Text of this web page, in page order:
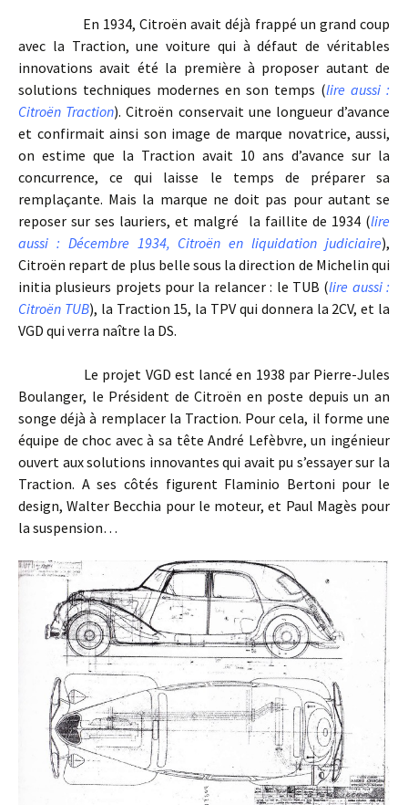
En 1934, Citroën avait déjà frappé un grand coup
avec la Traction, une voiture qui à défaut de véritables
innovations avait été la première à proposer autant de
solutions techniques modernes en son temps (lire aussi :
Citroën Traction). Citroën conservait une longueur d’avance
et confirmait ainsi son image de marque novatrice, aussi,
on estime que la Traction avait 10 ans d’avance sur la
concurrence, ce qui laisse le temps de préparer sa
remplaçante. Mais la marque ne doit pas pour autant se
reposer sur ses lauriers, et malgré la faillite de 1934 (lire
aussi : Décembre 1934, Citroën en liquidation judiciaire),
Citroën repart de plus belle sous la direction de Michelin qui
initia plusieurs projets pour la relancer : le TUB (lire aussi :
Citroën TUB), la Traction 15, la TPV qui donnera la 2CV, et la
VGD qui verra naître la DS.
Le projet VGD est lancé en 1938 par Pierre-Jules
Boulanger, le Président de Citroën en poste depuis un an
songe déjà à remplacer la Traction. Pour cela, il forme une
équipe de choc avec à sa tête André Lefèbvre, un ingénieur
ouvert aux solutions innovantes qui avait pu s’essayer sur la
Traction. A ses côtés figurent Flaminio Bertoni pour le
design, Walter Becchia pour le moteur, et Paul Magès pour
la suspension…